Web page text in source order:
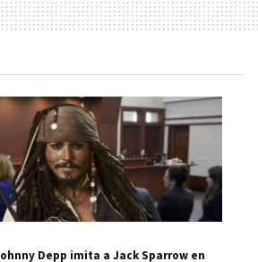
Depp imita a Jack Sparrow en